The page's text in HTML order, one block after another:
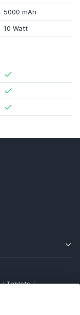
5000 mAh
10 Watt
/ Tablets /